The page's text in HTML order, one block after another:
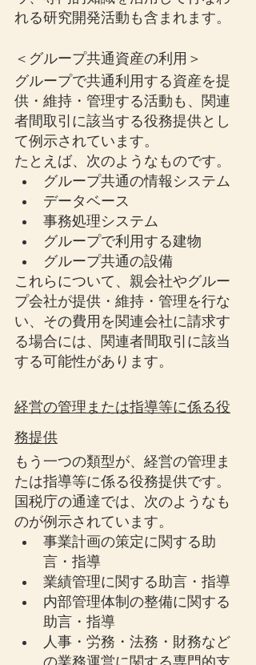
れる研究開発活動も含まれます。
＜グループ共通資産の利用＞
グループで共通利用する資産を提
供・維持・管理する活動も、関連
者間取引に該当する役務提供とし
て例示されています。
たとえば、次のようなものです。
グループ共通の情報システム
データベース
事務処理システム
グループで利用する建物
グループ共通の設備
これらについて、親会社やグルー
プ会社が提供・維持・管理を行な
い、その費用を関連会社に請求す
る場合には、関連者間取引に該当
する可能性があります。
経営の管理または指導等に係る役
務提供
もう一つの類型が、経営の管理ま
たは指導等に係る役務提供です。
国税庁の通達では、次のようなも
のが例示されています。
事業計画の策定に関する助
言・指導
業績管理に関する助言・指導
内部管理体制の整備に関する
助言・指導
人事・労務・法務・財務など
の業務運営に関する専門的支